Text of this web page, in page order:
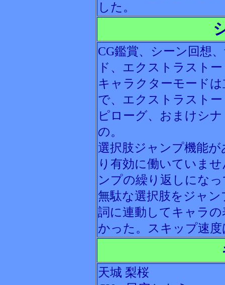
した。
CG鑑賞、シーン回想
ド、エクストラスト
キャラクターモード
で、エクストラスト
ピローグ、おまけシ
の。
選択肢ジャンプ機能
り有効に働いていま
ンプの繰り返しにな
無駄な選択肢をジャ
詞に連動してキャラ
かった。スキップ速度
天城 梨桜